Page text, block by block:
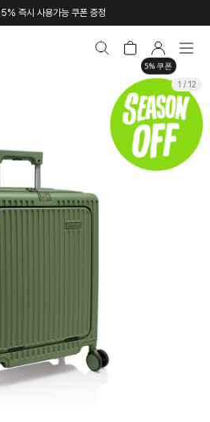
즉시 사용가능 쿠폰 증정
5% 쿠폰
1 / 12